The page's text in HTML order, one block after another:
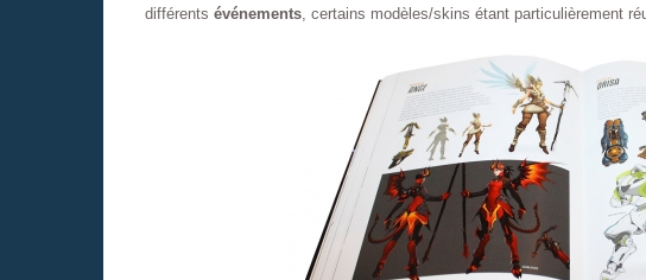
différents événements , certains modèles/skins étant particulièrement